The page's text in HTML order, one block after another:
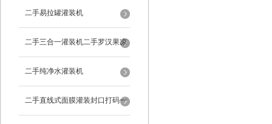
二手易拉罐灌装机
二手三合一灌装机二手罗汉果凉
茶灌装机
二手纯净水灌装机
二手直线式面膜灌装封口打码一